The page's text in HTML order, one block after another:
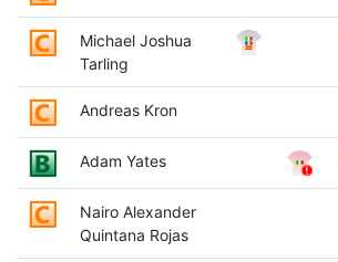
Michael Joshua
Tarling
Andreas Kron
Adam Yates
Nairo Alexander
Quintana Rojas